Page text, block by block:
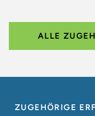
ALLE
ZUGEHÖRIGE